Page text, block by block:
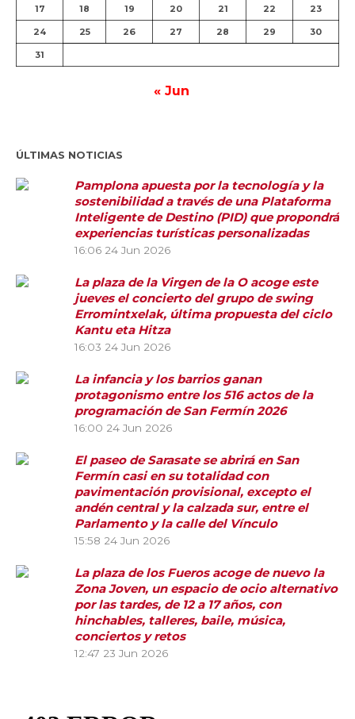
17 18 19 20 21 22 23
24 25 26 27 28 29 30
31
« Jun
ÚLTIMAS NOTICIAS
Pamplona apuesta por la tecnología y la
sostenibilidad a través de una Plataforma
Inteligente de Destino (PID) que propondrá
experiencias turísticas personalizadas
16:06 24 Jun 2026
La plaza de la Virgen de la O acoge este
jueves el concierto del grupo de swing
Erromintxelak, última propuesta del ciclo
Kantu eta Hitza
16:03 24 Jun 2026
La infancia y los barrios ganan
protagonismo entre los 516 actos de la
programación de San Fermín 2026
16:00 24 Jun 2026
El paseo de Sarasate se abrirá en San
Fermín casi en su totalidad con
pavimentación provisional, excepto el
andén central y la calzada sur, entre el
Parlamento y la calle del Vínculo
15:58 24 Jun 2026
La plaza de los Fueros acoge de nuevo la
Zona Joven, un espacio de ocio alternativo
por las tardes, de 12 a 17 años, con
hinchables, talleres, baile, música,
conciertos y retos
12:47 23 Jun 2026